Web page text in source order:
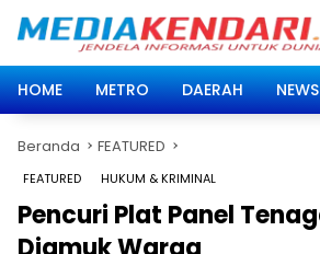
HOME
METRO DAERAH NEWS
Beranda FEATURED
FEATURED HUKUM & KRIMINAL
Pencuri Plat Panel